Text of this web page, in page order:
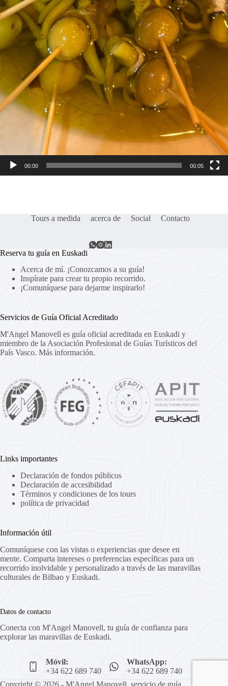
00:00 00:05
Tours a medida acerca de Social Contacto
Reserva tu guía en Euskadi
Acerca de mí. ¡Conozcamos a su guía!
Inspírate para crear tu propio recorrido.
¡Comuníquese para dejarme inspirarlo!
Servicios de Guía Oficial Acreditado
M'Angel Manovell es guía oficial acreditada en Euskadi y
miembro de la Asociación Profesional de Guías Turísticos del
País Vasco. Más información.
Links importantes
Declaración de fondos públicos
Declaración de accesibilidad
Términos y condiciones de los tours
política de privacidad
Información útil
Comuníquese con las vistas o experiencias que desee en
mente. Comparta intereses o preferencias específicas para un
recorrido inolvidable y personalizado a través de las maravillas
culturales de Bilbao y Euskadi.
Datos de contacto
Conecta con M'Angel Manovell, tu guía de confianza para
explorar las maravillas de Euskadi.
Móvil:
+34 622 689 740
WhatsApp:
+34 622 689 740
Copyright © 2026 - M'Angel Manovell, servicio de guía